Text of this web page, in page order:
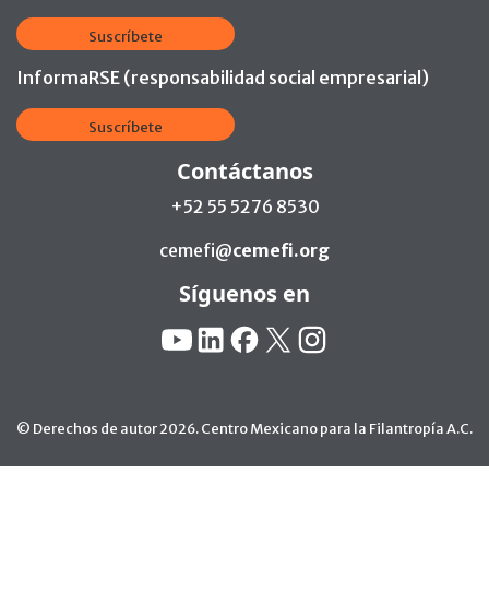
Suscríbete
InformaRSE (responsabilidad social empresarial)
Suscríbete
Contáctanos
+52 55 5276 8530
cemefi@cemefi.org
Síguenos en
YouTube
LinkedinFacebook
X Instagram
© Derechos de autor 2026. Centro Mexicano para la Filantropía A.C.